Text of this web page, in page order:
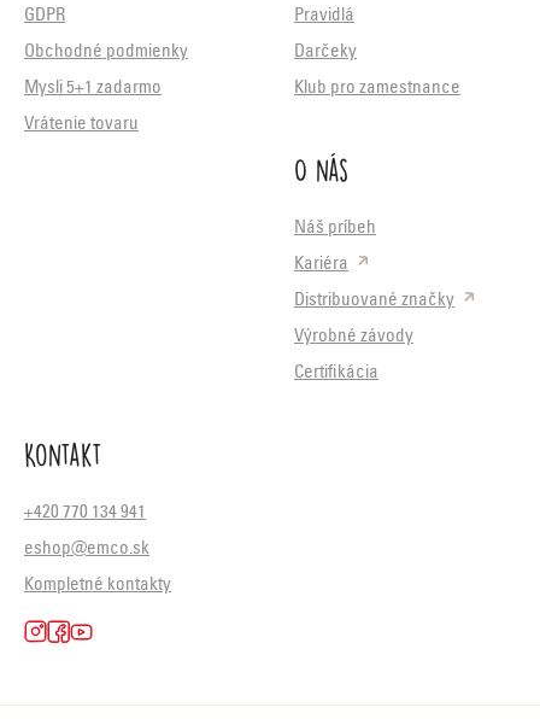
GDPR
Obchodné podmienky
Mysli 5+1 zadarmo
Vrátenie tovaru
Pravidlá
Darčeky
Klub pro zamestnance
O nás
Náš príbeh
Kariéra
Distribuované značky
Výrobné závody
Certifikácia
Kontakt
+420 770 134 941
eshop@emco.sk
Kompletné kontakty